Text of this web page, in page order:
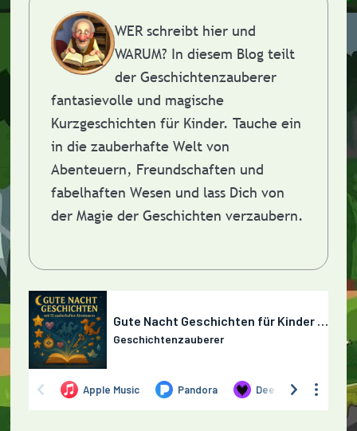
WER schreibt hier und
WARUM? In diesem Blog teilt
der Geschichtenzauberer
fantasievolle und magische
Kurzgeschichten für Kinder. Tauche ein
in die zauberhafte Welt von
Abenteuern, Freundschaften und
fabelhaften Wesen und lass Dich von
der Magie der Geschichten verzaubern.